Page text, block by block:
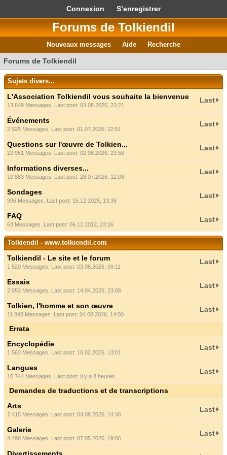
Connexion S’enregistrer
Forums de Tolkiendil
Nouveaux messages Aide Recherche
Forums de Tolkiendil
Sujets divers...
L'Association Tolkiendil vous souhaite la bienvenue
13 649 Messages. Last post: 03.08.2026, 23:21
Last
Événements
2 925 Messages. Last post: 01.07.2026, 22:51
Last
Questions sur l'œuvre de Tolkien...
22 951 Messages. Last post: 02.08.2026, 23:58
Last
Informations diverses...
10 883 Messages. Last post: 28.07.2026, 12:08
Last
Sondages
996 Messages. Last post: 15.12.2025, 13:35
Last
FAQ
63 Messages. Last post: 06.12.2012, 23:26
Last
Tolkiendil - www.tolkiendil.com
Tolkiendil - Le site et le forum
1 520 Messages. Last post: 03.08.2026, 09:11
Last
Essais
2 053 Messages. Last post: 14.04.2026, 23:06
Last
Tolkien, l'homme et son œuvre
11 843 Messages. Last post: 04.08.2026, 14:00
Last
Errata
Encyclopédie
1 563 Messages. Last post: 16.02.2026, 13:01
Last
Langues
10 744 Messages. Last post: Il y a 8 heures
Last
Demandes de traductions et de transcriptions
Arts
7 415 Messages. Last post: 04.08.2026, 14:46
Last
Galerie
4 490 Messages. Last post: 07.05.2026, 19:06
Last